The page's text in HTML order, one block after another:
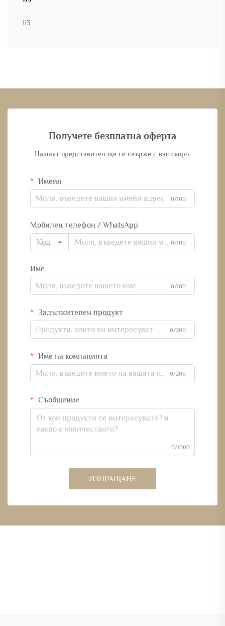
113
Получете безплатна оферта
Нашият представител ще се свърже с вас скоро.
Имейл
0/100
Мобилен телефон / WhatsApp
Код
0/100
Име
0/100
Задължителен продукт
0/200
Име на компанията
0/200
Съобщение
0/1000
ИЗПРАЩАНЕ